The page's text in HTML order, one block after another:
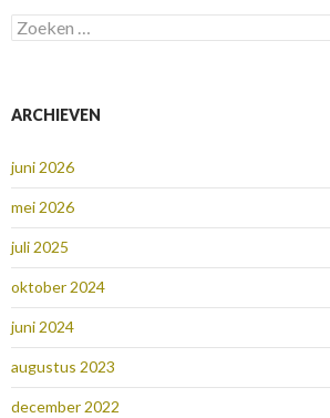
Zoeken
naar:
ARCHIEVEN
juni 2026
mei 2026
juli 2025
oktober 2024
juni 2024
augustus 2023
december 2022